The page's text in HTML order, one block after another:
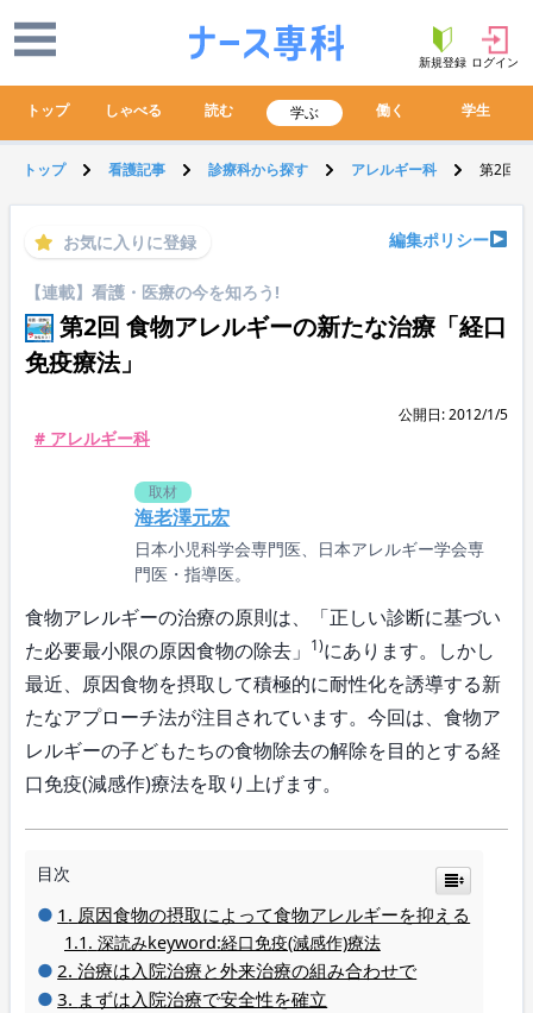
新規登録 ログイン
トップ しゃべる 読む 学ぶ 働く 学生
トップ 看護記事 診療科から探す アレルギー科 第2回
お気に入りに登録 編集ポリシー
【連載】看護・医療の今を知ろう!
第2回 食物アレルギーの新たな治療「経口
免疫療法」
公開日: 2012/1/5
# アレルギー科
取材
海老澤元宏
日本小児科学会専門医、日本アレルギー学会専
門医・指導医。
食物アレルギーの治療の原則は、「正しい診断に基づい
た必要最小限の原因食物の除去」 1)にあります。しかし
最近、原因食物を摂取して積極的に耐性化を誘導する新
たなアプローチ法が注目されています。今回は、食物ア
レルギーの子どもたちの食物除去の解除を目的とする経
口免疫(減感作)療法を取り上げます。
目次
原因食物の摂取によって食物アレルギーを抑える
深読みkeyword:経口免疫(減感作)療法
治療は入院治療と外来治療の組み合わせで
まずは入院治療で安全性を確立